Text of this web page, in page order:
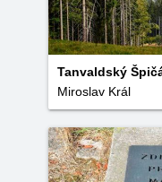
Tanvaldský
Miroslav Král